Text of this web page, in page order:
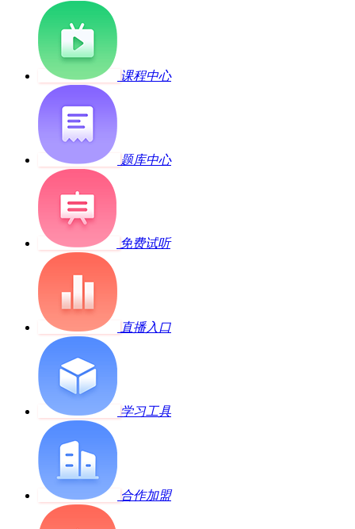
课程中心
题库中心
免费试听
直播入口
学习工具
合作加盟